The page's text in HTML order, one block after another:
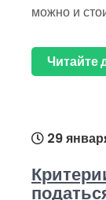
можно и
Читайте
29